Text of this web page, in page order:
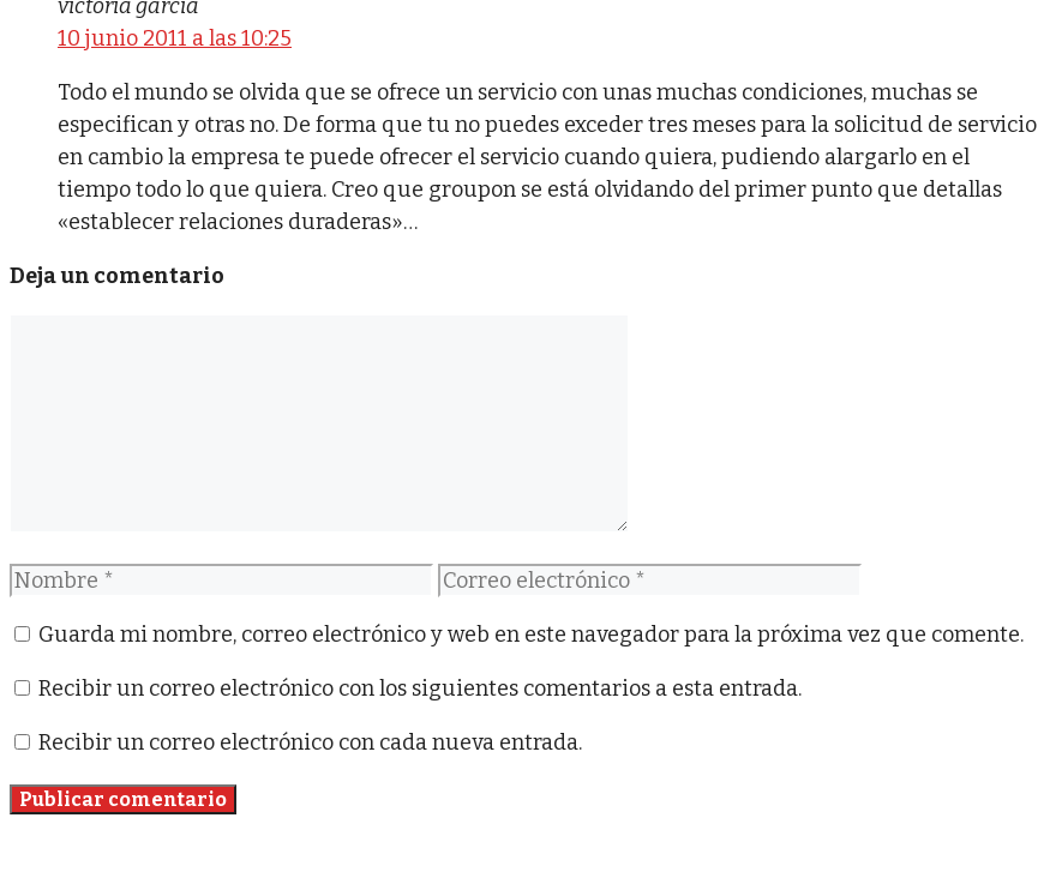
victoria garcia
10 junio 2011 a las 10:25
Todo el mundo se olvida que se ofrece un servicio con unas muchas condiciones, muchas se
especifican y otras no. De forma que tu no puedes exceder tres meses para la solicitud de servicio
en cambio la empresa te puede ofrecer el servicio cuando quiera, pudiendo alargarlo en el
tiempo todo lo que quiera. Creo que groupon se está olvidando del primer punto que detallas
«establecer relaciones duraderas»…
Deja un comentario
Nombre
Correo
Guarda mi nombre, correo electrónico y web en este navegador para la próxima vez que comente.
Recibir un correo electrónico con los siguientes comentarios a esta entrada.
Recibir un correo electrónico con cada nueva entrada.